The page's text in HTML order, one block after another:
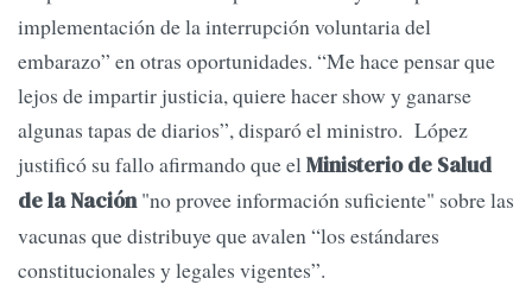
implementación de la interrupción voluntaria del
embarazo” en otras oportunidades. “Me hace pensar que
lejos de impartir justicia, quiere hacer show y ganarse
algunas tapas de diarios”, disparó el ministro. López
justificó su fallo afirmando que elMinisterio de Salud
de la Nación"no provee información suficiente" sobre las
vacunas que distribuye que avalen “los estándares
constitucionales y legales vigentes”.